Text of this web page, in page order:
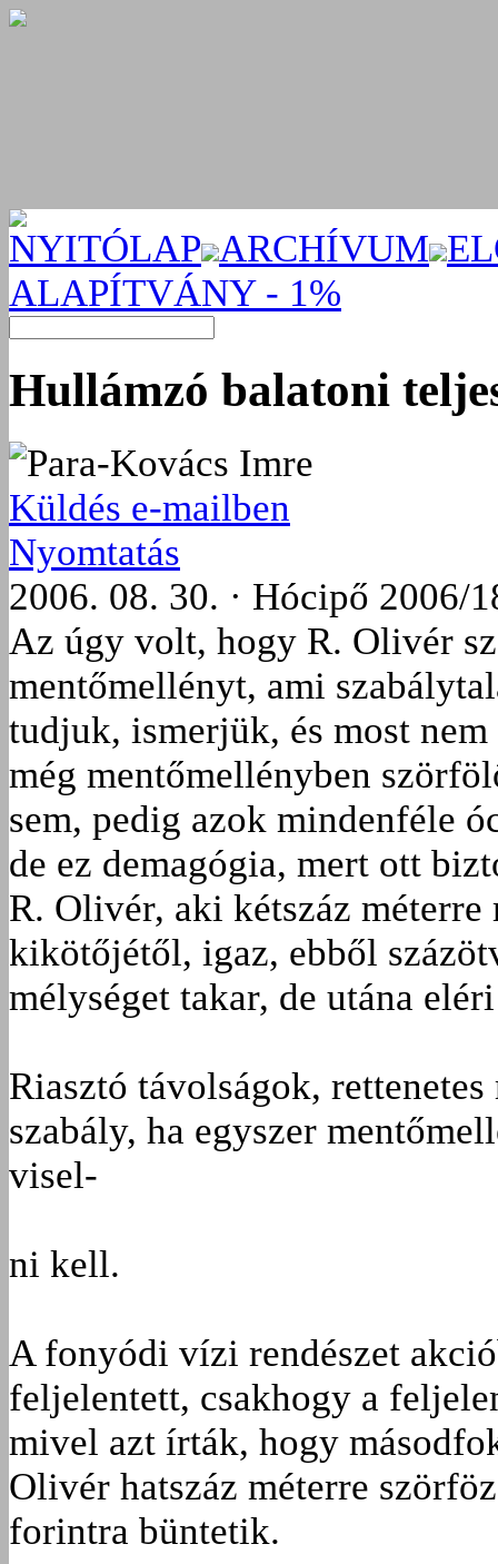
NYITÓLAP ARCHÍVUM
ALAPÍTVÁNY - 1%
Hullámzó balatoni
Para-Kovács Imre
Küldés e-mailben
Nyomtatás
2006. 08. 30. · Hócipő 2006/
Az úgy volt, hogy R. Olivér
mentőmellényt, ami
tudjuk, ismerjük, és most
még mentőmellényben
sem, pedig azok mindenféle
de ez demagógia, mert ott
R. Olivér, aki kétszáz méterre
kikötőjétől, igaz, ebből
mélységet takar, de utána
Riasztó távolságok,
szabály, ha egyszer
visel-
ni kell.
A fonyódi vízi rendészet
feljelentett, csakhogy a
mivel azt írták, hogy
Olivér hatszáz méterre
forintra büntetik.